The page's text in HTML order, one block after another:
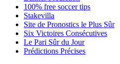
100% free soccer tips
Stakevilla
Site de Pronostics le Plus Sûr
Six Victoires Consécutives
Le Pari Sûr du Jour
Prédictions Précises